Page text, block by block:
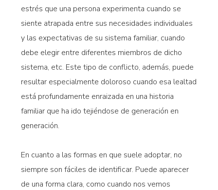
estrés que una persona experimenta cuando se
siente atrapada entre sus necesidades individuales
y las expectativas de su sistema familiar, cuando
debe elegir entre diferentes miembros de dicho
sistema, etc. Este tipo de conflicto, además, puede
resultar especialmente doloroso cuando esa lealtad
está profundamente enraizada en una historia
familiar que ha ido tejiéndose de generación en
generación.
En cuanto a las formas en que suele adoptar, no
siempre son fáciles de identificar. Puede aparecer
de una forma clara, como cuando nos vemos